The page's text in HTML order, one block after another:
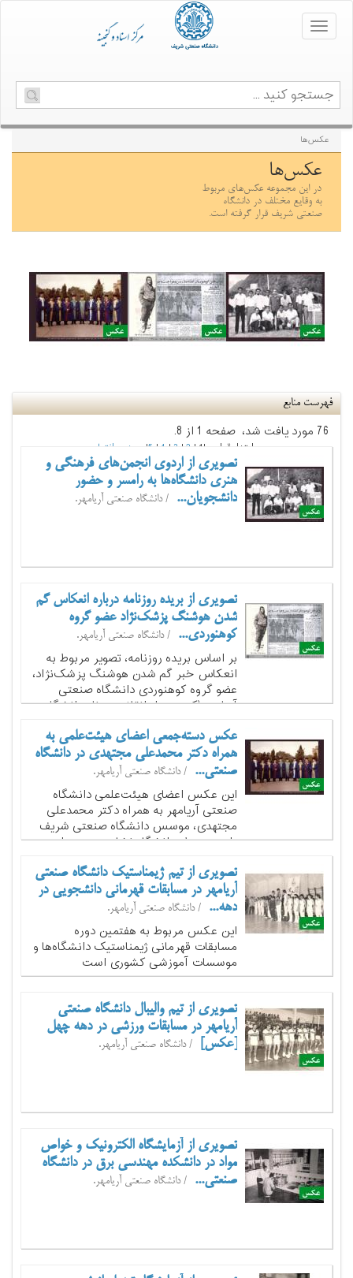
Toggle
عکس‌ها
عکس‌ها
در این مجموعه عکس‌های مربوط
به وقایع مختلف در دانشگاه
صنعتی شریف قرار گرفته است.
فهرست منابع
76 مورد يافت شد، صفحه 1 از 8.
ابتدا قبلی |1
|
2
|
3
|
4
|
5
| بعدی
انتها
تصویری از اردوی انجمن‌های فرهنگی و
هنری دانشگاه‌ها به رامسر و حضور
دانشجویان...
/ دانشگاه صنعتی آریامهر.
تصویری از بریده روزنامه درباره انعکاس گم
شدن هوشنگ پزشک‌نژاد عضو گروه
کوهنوردی...
/ دانشگاه صنعتی آریامهر.
بر اساس بریده روزنامه، تصویر مربوط به
انعکاس خبر گم شدن هوشنگ پزشک‌نژاد،
عضو گروه کوهنوردی دانشگاه صنعتی
آریامهر (که پس از انقلاب به نام دانشگاه
امامزاده داود در سال 1350 است. دانشگاه
صنعتی آریامهر که در سال 1344...
عکس دسته‌جمعی اعضای هیئت‌علمی به
همراه دکتر محمدعلی مجتهدی در دانشگاه
صنعتی...
/ دانشگاه صنعتی آریامهر.
این عکس اعضای هیئت‌علمی دانشگاه
صنعتی آریامهر به همراه دکتر محمدعلی
مجتهدی، موسس دانشگاه صنعتی شریف
را در محوطه دانشگاه نشان می‌دهد. از
دکتر پیمان، مهندس ظهیر، دکتر مجتهدی،
دکتر منتصری، دکتر مهنا، دکتر واحدی،
دکتر...
تصویری از تیم ژیمناستیک دانشگاه صنعتی
آریامهر در مسابقات قهرمانی دانشجویی در
دهه...
/ دانشگاه صنعتی آریامهر.
این عکس مربوط به هفتمین دوره
مسابقات قهرمانی ژیمناستیک دانشگاه‌ها و
موسسات آموزشی کشوری است
تصویری از تیم والیبال دانشگاه صنعتی
آریامهر در مسابقات ورزشی در دهه چهل
[عکس]
/ دانشگاه صنعتی آریامهر.
تصویری از آزمایشگاه الکترونیک و خواص
مواد در دانشکده مهندسی برق در دانشگاه
صنعتی...
/ دانشگاه صنعتی آریامهر.